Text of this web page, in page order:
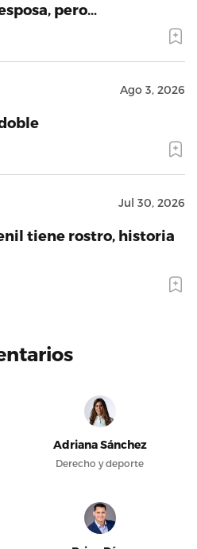
pero…
Ago 3, 2026
Jul 30, 2026
tiene rostro, historia
Adriana Sánchez
Derecho y deporte